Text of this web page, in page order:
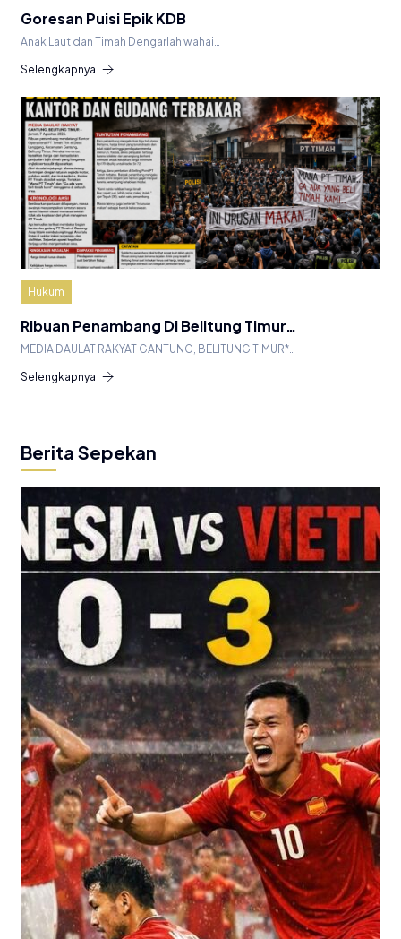
Goresan Puisi Epik KDB
Anak Laut dan Timah Dengarlah wahai…
Selengkapnya
Hukum
Ribuan Penambang Di Belitung Timur…
MEDIA DAULAT RAKYAT GANTUNG, BELITUNG TIMUR*…
Selengkapnya
Berita Sepekan